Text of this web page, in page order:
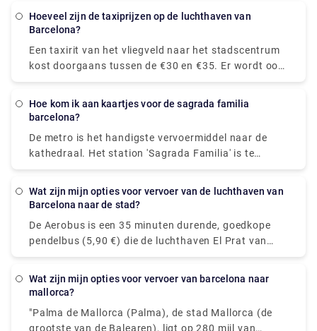
transfers op Rydeu!
taxistandplaats van de luchthaven.
Hoeveel zijn de taxiprijzen op de luchthaven van
Barcelona?
Een taxirit van het vliegveld naar het stadscentrum
kost doorgaans tussen de €30 en €35. Er wordt ook
een prijs van € 1 per stuk bagage in de koffer in
3,10. Taxi's vanaf BCN Airport kosten minimaal €20.
stadscentrum worden geschat op tussen de €30 en
€39.
Hoe kom ik aan kaartjes voor de sagrada familia
barcelona?
De metro is het handigste vervoermiddel naar de
kathedraal. Het station 'Sagrada Familia' is te
vinden op zowel metrolijnen 2 als 5. Je komt aan bij
station verlaat. Zowel de ingang als het loket
Wat zijn mijn opties voor vervoer van de luchthaven van
Barcelona naar de stad?
De Aerobus is een 35 minuten durende, goedkope
pendelbus (5,90 €) die de luchthaven El Prat van
Barcelona (Terminals 1 en 2) verbindt met het
drie haltes: Pla Espanya, Gran Via-Urgell en Pl
hart van Barcelona. U kunt ook een
wat zijn mijn opties voor vervoer van barcelona naar
mallorca?
"Palma de Mallorca (Palma), de stad Mallorca (de
grootste van de Balearen), ligt op 280 mijl van